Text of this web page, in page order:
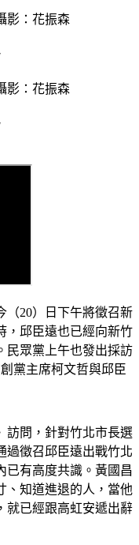
影：花振森
影 ： 花振森
（20）日下午將徵召新
，邱臣遠也已經向新竹
民眾黨上午也發出採訪
黨主席柯文哲與邱臣
訪問，針對竹北市長選
過徵召邱臣遠出戰竹北
已有高度共識。黃國昌
、知道進退的人，當他
就已經跟高虹安遞出辭